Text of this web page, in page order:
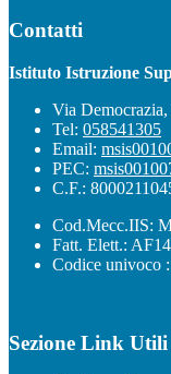
Contatti
Istituto Istruzione
Via
Tel: 058541305
Email:
PEC:
C.F.:
Cod.Mecc.IIS:
Fatt. Elett.:
Codice univoco
Sezione Link Utili